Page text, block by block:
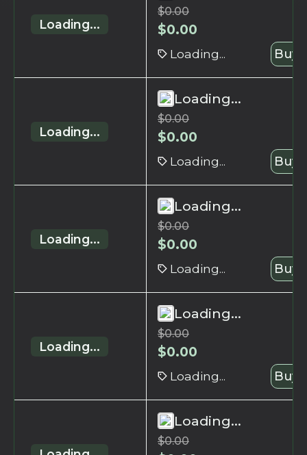
Loading...
$0.00
$0.00
Loading... Buy
Loading...
Loading...
$0.00
$0.00
Loading... Buy
Loading...
Loading...
$0.00
$0.00
Loading... Buy
Loading...
Loading...
$0.00
$0.00
Loading... Buy
Loading...
$0.00